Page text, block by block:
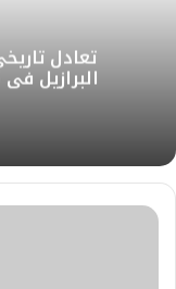
تعادل
البرازيل